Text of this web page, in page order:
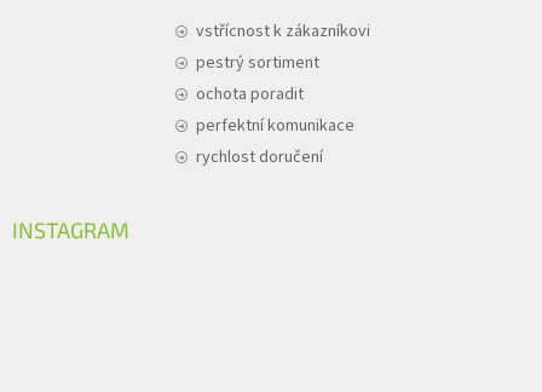
vstřícnost k zákazníkovi
pestrý sortiment
ochota poradit
perfektní komunikace
rychlost doručení
INSTAGRAM